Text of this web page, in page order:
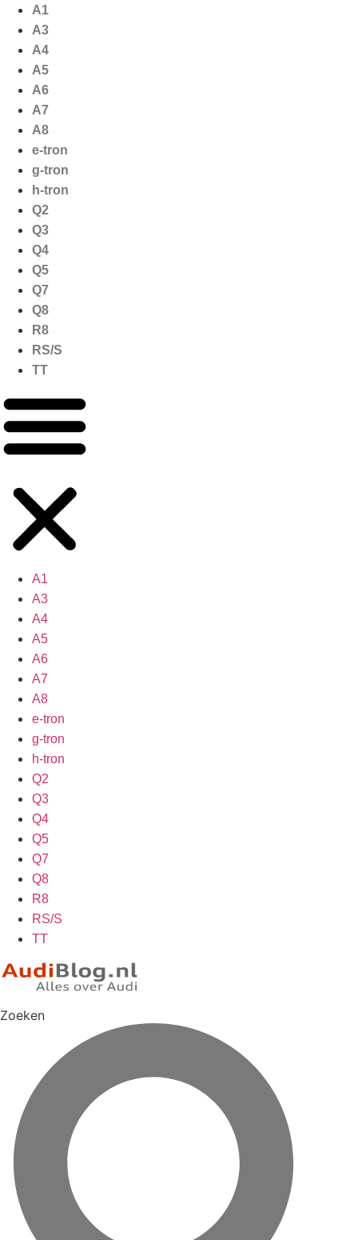
naar
inhoud
A1
A3
A4
A5
A6
A7
A8
e-tron
g-tron
h-tron
Q2
Q3
Q4
Q5
Q7
Q8
R8
RS/S
TT
A1
A3
A4
A5
A6
A7
A8
e-tron
g-tron
h-tron
Q2
Q3
Q4
Q5
Q7
Q8
R8
RS/S
TT
Zoeken